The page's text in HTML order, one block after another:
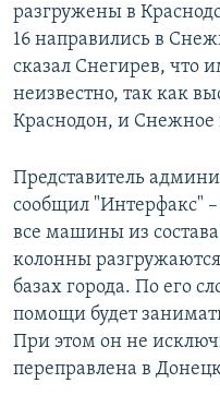
СОЦИАЛЬНЫЕ СЕТИ
Все сайты РСЕ/РС
разгружены в
16 направились в
сказал Снегирев, что
неизвестно, так как
Краснодон, и Снежное
Представитель
сообщил "Интерфакс"
все машины из
колонны
базах города. По его
помощи будет
При этом он не
переправлена в